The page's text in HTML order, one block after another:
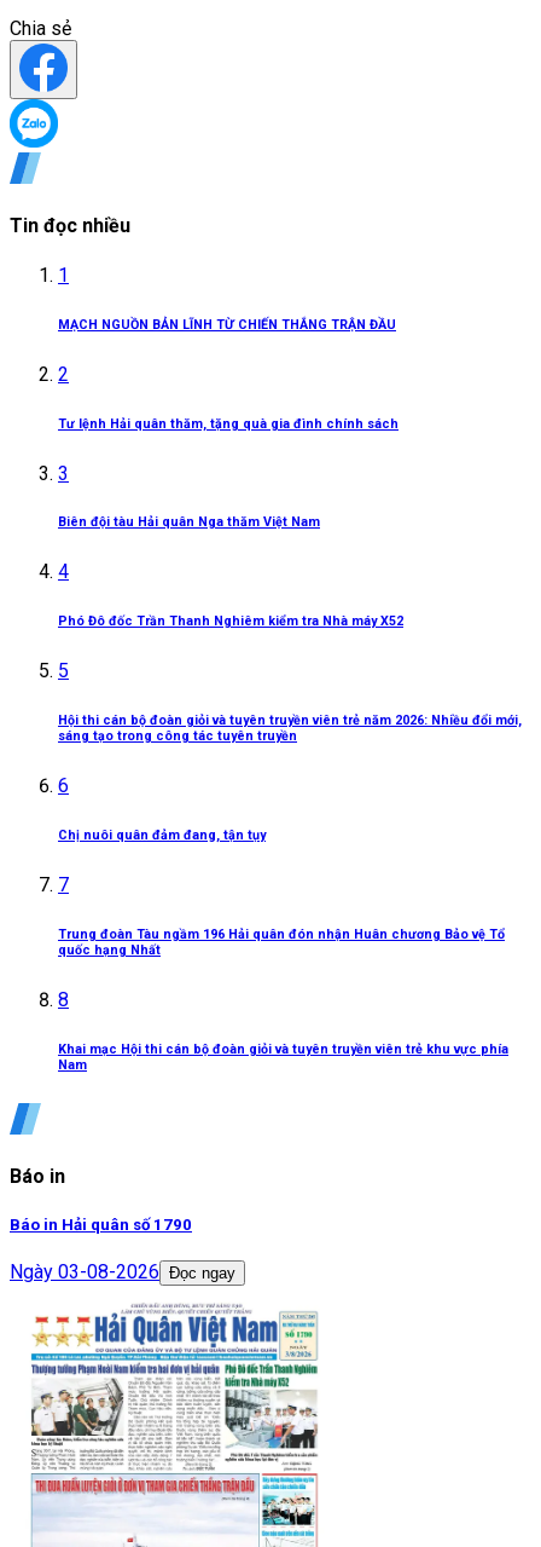
Chia sẻ
Tin đọc nhiều
1
MẠCH NGUỒN BẢN LĨNH TỪ CHIẾN THẮNG TRẬN ĐẦU
2
Tư lệnh Hải quân thăm, tặng quà gia đình chính sách
3
Biên đội tàu Hải quân Nga thăm Việt Nam
4
Phó Đô đốc Trần Thanh Nghiêm kiểm tra Nhà máy X52
5
Hội thi cán bộ đoàn giỏi và tuyên truyền viên trẻ năm 2026: Nhiều đổi mới,
sáng tạo trong công tác tuyên truyền
6
Chị nuôi quân đảm đang, tận tụy
7
Trung đoàn Tàu ngầm 196 Hải quân đón nhận Huân chương Bảo vệ Tổ
quốc hạng Nhất
8
Khai mạc Hội thi cán bộ đoàn giỏi và tuyên truyền viên trẻ khu vực phía
Nam
Báo in
Báo in Hải quân số 1790
Ngày 03-08-2026 Đọc ngay